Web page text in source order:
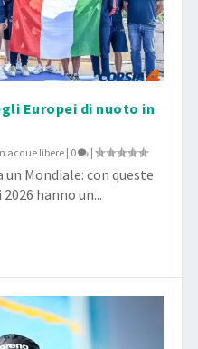
Europei di nuoto in
acque libere| 0 |
Mondiale: con queste
hanno un...